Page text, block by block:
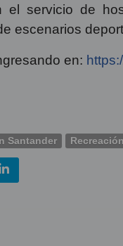
el servicio de
escenarios
en:
Santander Recreación